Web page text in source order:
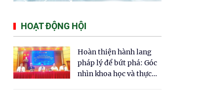
HOẠT ĐỘNG HỘI
Hoàn thiện hành lang
pháp lý để bứt phá: Góc
nhìn khoa học và thực